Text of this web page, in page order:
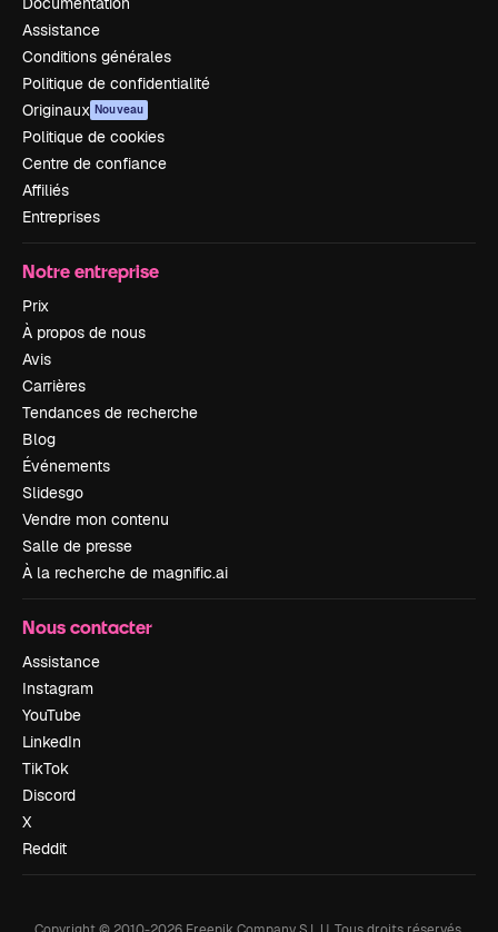
Assistance
Conditions générales
Politique de confidentialité
Originaux Nouveau
Politique de cookies
Centre de confiance
Affiliés
Entreprises
Notre entreprise
Prix
À propos de nous
Avis
Carrières
Tendances de recherche
Blog
Événements
Slidesgo
Vendre mon contenu
Salle de presse
À la recherche de magnific.ai
Nous contacter
Assistance
Instagram
YouTube
LinkedIn
TikTok
Discord
X
Reddit